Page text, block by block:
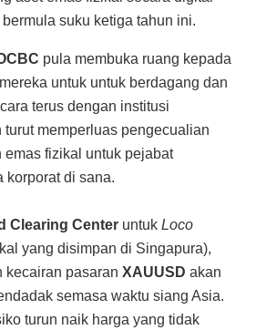
suku ketiga tahun ini.
pula membuka ruang kepada
untuk untuk berdagang dan
terus dengan institusi
turut memperluas pengecualian
fizikal untuk pejabat
korporat di sana.
Clearing Center untuk Loco
yang disimpan di Singapura),
kecairan pasaran XAUUSD akan
semasa waktu siang Asia.
turun naik harga yang tidak